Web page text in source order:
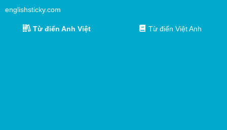
englishsticky.com
Từ điển Anh Việt Từ điển Việt Anh